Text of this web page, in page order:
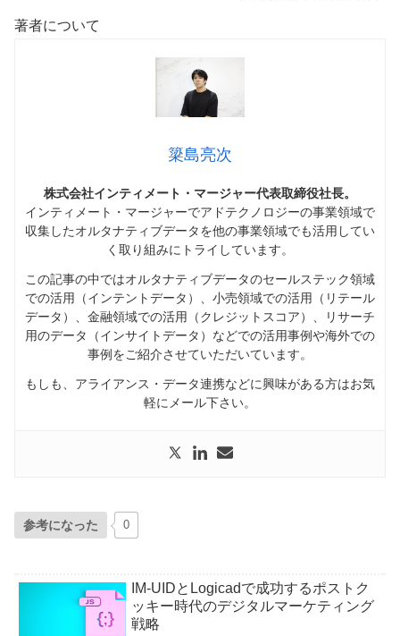
著者について
簗島亮次
株式会社インティメート・マージャー代表取締役社長。
インティメート・マージャーでアドテクノロジーの事業領域で
収集したオルタナティブデータを他の事業領域でも活用してい
く取り組みにトライしています。
この記事の中ではオルタナティブデータのセールステック領域
での活用（インテントデータ）、小売領域での活用（リテール
データ）、金融領域での活用（クレジットスコア）、リサーチ
用のデータ（インサイトデータ）などでの活用事例や海外での
事例をご紹介させていただいています。
もしも、アライアンス・データ連携などに興味がある方はお気
軽にメール下さい。
参考になった 0
IM-UIDとLogicadで成功するポストク
ッキー時代のデジタルマーケティング
戦略